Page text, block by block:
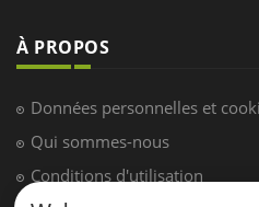
À PROPOS
Données personnelles et
Qui sommes-nous
Conditions d'utilisation